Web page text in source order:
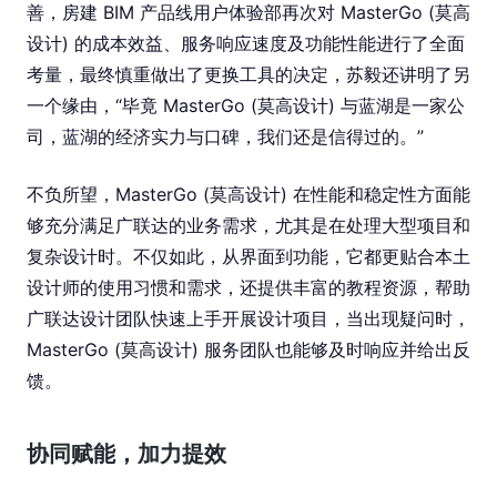
善，房建 BIM 产品线用户体验部再次对 MasterGo (莫高
设计) 的成本效益、服务响应速度及功能性能进行了全面
考量，最终慎重做出了更换工具的决定，苏毅还讲明了另
一个缘由，“毕竟 MasterGo (莫高设计) 与蓝湖是一家公
司，蓝湖的经济实力与口碑，我们还是信得过的。”
不负所望，MasterGo (莫高设计) 在性能和稳定性方面能
够充分满足广联达的业务需求，尤其是在处理大型项目和
复杂设计时。不仅如此，从界面到功能，它都更贴合本土
设计师的使用习惯和需求，还提供丰富的教程资源，帮助
广联达设计团队快速上手开展设计项目，当出现疑问时，
MasterGo (莫高设计) 服务团队也能够及时响应并给出反
馈。
协同赋能，加力提效